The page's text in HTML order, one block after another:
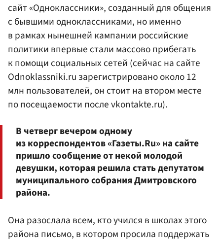
сайт «Одноклассники», созданный для общения
с бывшими одноклассниками, но именно
в рамках нынешней кампании российские
политики впервые стали массово прибегать
к помощи социальных сетей (сейчас на сайте
Odnoklassniki.ru зарегистрировано около 12
млн пользователей, он стоит на втором месте
по посещаемости после vkontakte.ru).
В четверг вечером одному
из корреспондентов «Газеты.Ru» на сайте
пришло сообщение от некой молодой
девушки, которая решила стать депутатом
муниципального собрания Дмитровского
района.
Она разослала всем, кто учился в школах этого
района письмо, в котором просила поддержать